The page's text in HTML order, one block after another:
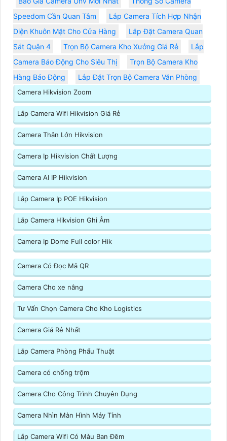
Speedom Cần Quan Tâm
Lắp Camera Tích Hợp Nhận
Diện Khuôn Mặt Cho Cửa Hàng
Lắp Đặt Camera Quan
Sát Quận 4
Trọn Bộ Camera Kho Xưởng Giá Rẻ
Lắp
Camera Báo Động Cho Siêu Thị
Trọn Bộ Camera Kho
Hàng Báo Động
Lắp Đặt Trọn Bộ Camera Văn Phòng
Camera Hikvision Zoom
Lắp Camera Wifi Hikvision Giá Rẻ
Camera Thân Lớn Hikvision
Camera Ip Hikvision Chất Lượng
Camera AI IP Hikvision
Lắp Camera Ip POE Hikvision
Lắp Camera Hikvision Ghi Âm
Camera Ip Dome Full color Hik
Camera Có Đọc Mã QR
Camera Cho xe nâng
Tư Vấn Chọn Camera Cho Kho Logistics
Camera Giá Rẻ Nhất
Lắp Camera Phòng Phẩu Thuật
Camera có chống trộm
Camera Cho Công Trình Chuyên Dụng
Camera Nhìn Màn Hình Máy Tính
Lắp Camera Wifi Có Màu Ban Đêm